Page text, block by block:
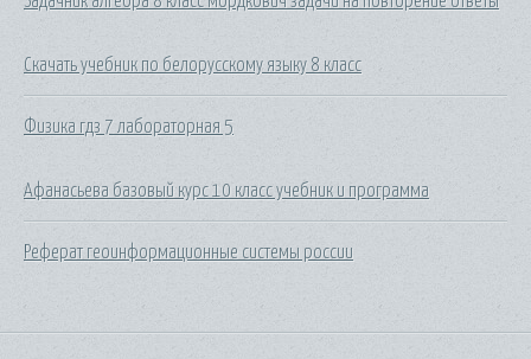
Скачать учебник по белорусскому языку 8 класс
Физика гдз 7 лабораторная 5
Афанасьева базовый курс 10 класс учебник и программа
Реферат геоинформационные системы россии